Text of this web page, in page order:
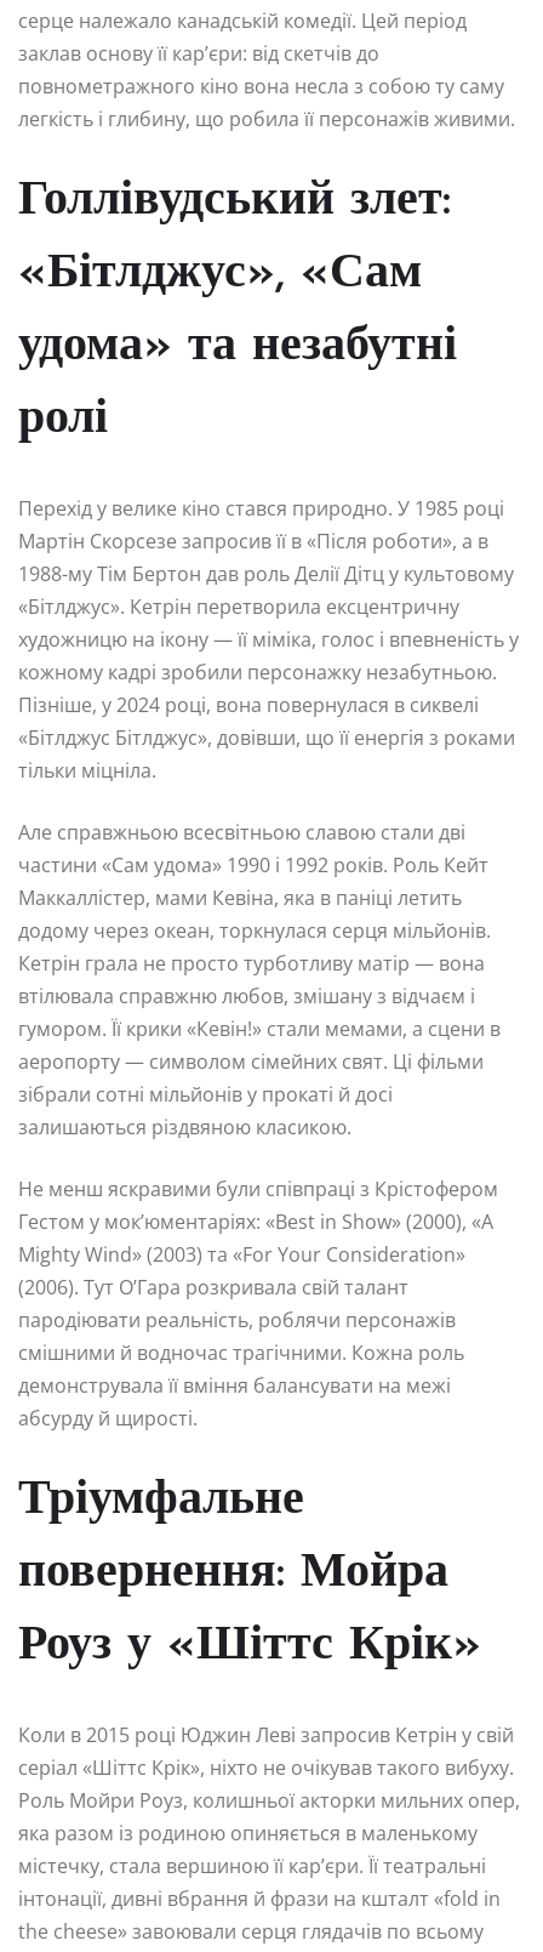
серце належало канадській комедії. Цей період
заклав основу її кар’єри: від скетчів до
повнометражного кіно вона несла з собою ту саму
легкість і глибину, що робила її персонажів живими.
Голлівудський злет:
«Бітлджус», «Сам
удома» та незабутні
ролі
Перехід у велике кіно стався природно. У 1985 році
Мартін Скорсезе запросив її в «Після роботи», а в
1988-му Тім Бертон дав роль Делії Дітц у культовому
«Бітлджус». Кетрін перетворила ексцентричну
художницю на ікону — її міміка, голос і впевненість у
кожному кадрі зробили персонажку незабутньою.
Пізніше, у 2024 році, вона повернулася в сиквелі
«Бітлджус Бітлджус», довівши, що її енергія з роками
тільки міцніла.
Але справжньою всесвітньою славою стали дві
частини «Сам удома» 1990 і 1992 років. Роль Кейт
Маккаллістер, мами Кевіна, яка в паніці летить
додому через океан, торкнулася серця мільйонів.
Кетрін грала не просто турботливу матір — вона
втілювала справжню любов, змішану з відчаєм і
гумором. Її крики «Кевін!» стали мемами, а сцени в
аеропорту — символом сімейних свят. Ці фільми
зібрали сотні мільйонів у прокаті й досі
залишаються різдвяною класикою.
Не менш яскравими були співпраці з Крістофером
Гестом у мок’юментаріях: «Best in Show» (2000), «A
Mighty Wind» (2003) та «For Your Consideration»
(2006). Тут О’Гара розкривала свій талант
пародіювати реальність, роблячи персонажів
смішними й водночас трагічними. Кожна роль
демонструвала її вміння балансувати на межі
абсурду й щирості.
Тріумфальне
повернення: Мойра
Роуз у «Шіттс Крік»
Коли в 2015 році Юджин Леві запросив Кетрін у свій
серіал «Шіттс Крік», ніхто не очікував такого вибуху.
Роль Мойри Роуз, колишньої акторки мильних опер,
яка разом із родиною опиняється в маленькому
містечку, стала вершиною її кар’єри. Її театральні
інтонації, дивні вбрання й фрази на кшталт «fold in
the cheese» завоювали серця глядачів по всьому